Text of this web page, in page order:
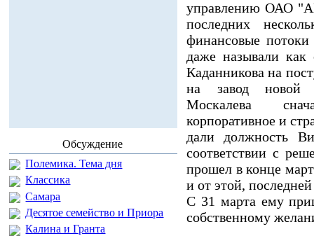
Обсуждение
Полемика. Тема дня
Классика
Самара
Десятое семейство и Приора
Калина и Гранта
управлению ОАО
последних
финансовые
даже называли
Каданникова на
на завод новой
Москалева
корпоративное и
дали должность
соответствии с
прошел в конце
и от этой,
С 31 марта ему
собственному